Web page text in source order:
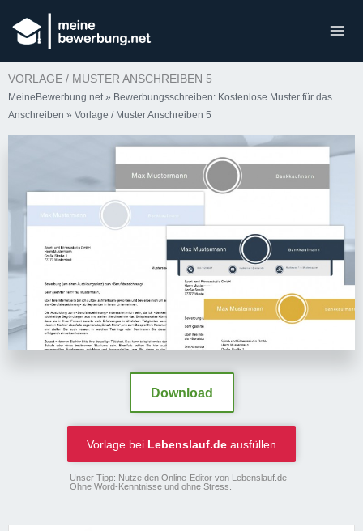
VORLAGE / MUSTER ANSCHREIBEN 5
MeineBewerbung.net » Bewerbungsschreiben: Kostenlose Muster für das
Anschreiben » Vorlage / Muster Anschreiben 5
Download
Vorlage bei Lebenslauf.de ausfüllen
Unser Tipp: Nutze den Online-Editor von Lebenslauf.de
Ohne Word-Kenntnisse und ohne Stress.